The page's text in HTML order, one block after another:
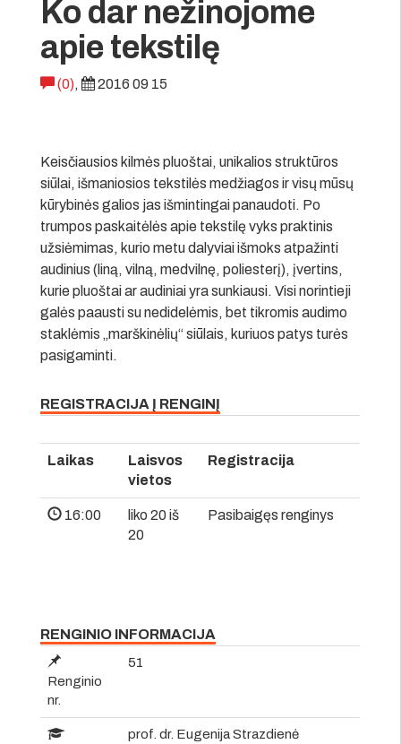
Ko dar nežinojome
apie tekstilę
(0), 2016 09 15
Keisčiausios kilmės pluoštai, unikalios struktūros
siūlai, išmaniosios tekstilės medžiagos ir visų mūsų
kūrybinės galios jas išmintingai panaudoti. Po
trumpos paskaitėlės apie tekstilę vyks praktinis
užsiėmimas, kurio metu dalyviai išmoks atpažinti
audinius (liną, vilną, medvilnę, poliesterį), įvertins,
kurie pluoštai ar audiniai yra sunkiausi. Visi norintieji
galės paausti su nedidelėmis, bet tikromis audimo
staklėmis „marškinėlių“ siūlais, kuriuos patys turės
pasigaminti.
REGISTRACIJA Į RENGINĮ
Laikas
Laisvos
vietos
Registracija
16:00
liko 20 iš
20
Pasibaigęs renginys
RENGINIO INFORMACIJA
Renginio
nr.
51
prof. dr. Eugenija Strazdienė